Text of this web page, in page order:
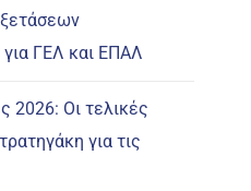
ΓΕΛ και ΕΠΑΛ
2026: Οι τελικές
για τις